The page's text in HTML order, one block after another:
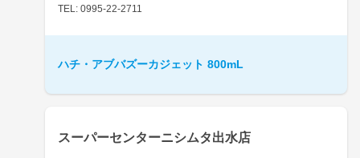
TEL: 0995-22-2711
ハチ・アブバズーカジェット 800mL
スーパーセンターニシムタ出水店